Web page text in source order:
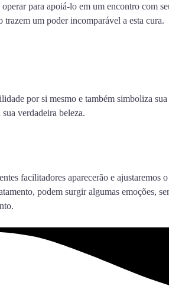
para apoiá-lo em um encontro com
um poder incomparável a esta cura.
por si mesmo e também simboliza
verdadeira beleza.
facilitadores aparecerão e
podem surgir algumas emoções,